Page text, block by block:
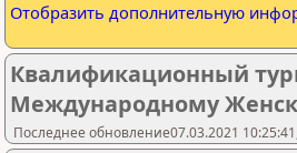
Отобразить дополнительную
Квалификационный
Международному
Последнее обновление07.03.2021 10:25:41,